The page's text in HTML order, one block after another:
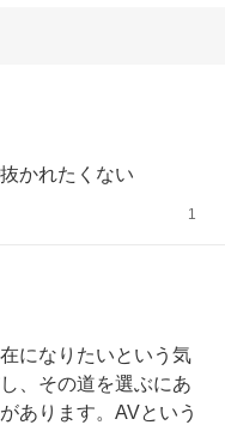
かれたくない
1
になりたいという気
、その道を選ぶにあ
あります。AVという